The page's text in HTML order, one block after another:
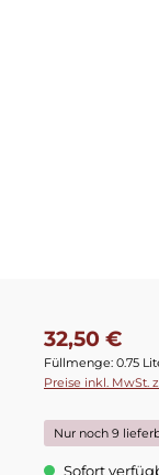
Regulärer Preis:
32,50 €
Füllmenge: 0.75
Preise inkl. MwSt.
Nur noch 9
Sofort